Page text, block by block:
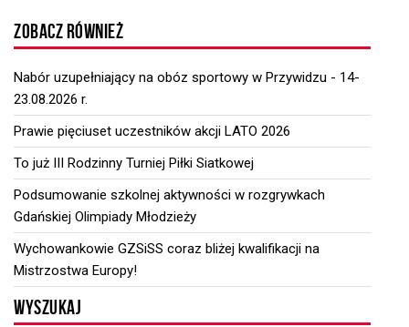
ZOBACZ RÓWNIEŻ
Nabór uzupełniający na obóz sportowy w Przywidzu - 14-
23.08.2026 r.
Prawie pięciuset uczestników akcji LATO 2026
To już III Rodzinny Turniej Piłki Siatkowej
Podsumowanie szkolnej aktywności w rozgrywkach
Gdańskiej Olimpiady Młodzieży
Wychowankowie GZSiSS coraz bliżej kwalifikacji na
Mistrzostwa Europy!
WYSZUKAJ